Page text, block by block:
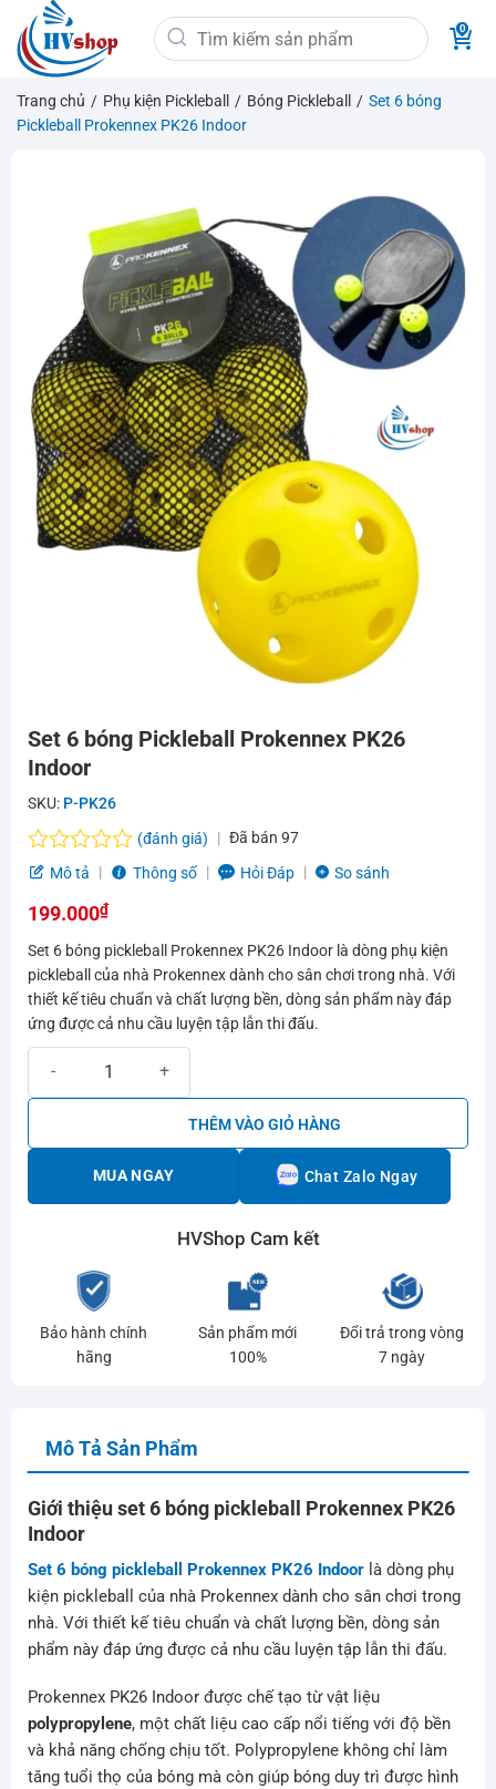
qua
nội
dung
Tìm
kiếm:
Trang chủ / Phụ kiện Pickleball / Bóng Pickleball / Set 6 bóng
Pickleball Prokennex PK26 Indoor
Set 6 bóng Pickleball Prokennex PK26
Indoor
SKU: P-PK26
Được
hạng
5
sao
(đánh giá) Đã bán 97
Mô tả
Thông số Hỏi Đáp So sánh
199.000₫
Set 6 bóng pickleball Prokennex PK26 Indoor là dòng phụ kiện
pickleball của nhà Prokennex dành cho sân chơi trong nhà. Với
thiết kế tiêu chuẩn và chất lượng bền, dòng sản phẩm này đáp
ứng được cả nhu cầu luyện tập lẫn thi đấu.
THÊM VÀO GIỎ HÀNG
MUA NGAY Chat Zalo Ngay
HVShop Cam kết
Bảo hành chính
hãng
Sản phẩm mới
100%
Đổi trả trong vòng
7 ngày
Mô Tả Sản Phẩm
Giới thiệu set 6 bóng pickleball Prokennex PK26
Indoor
Set 6 bóng pickleball Prokennex PK26 Indoorlà dòng phụ
kiện pickleball của nhà Prokennex dành cho sân chơi trong
nhà. Với thiết kế tiêu chuẩn và chất lượng bền, dòng sản
phẩm này đáp ứng được cả nhu cầu luyện tập lẫn thi đấu.
Prokennex PK26 Indoor được chế tạo từ vật liệu
polypropylene, một chất liệu cao cấp nổi tiếng với độ bền
và khả năng chống chịu tốt. Polypropylene không chỉ làm
tăng tuổi thọ của bóng mà còn giúp bóng duy trì được hình